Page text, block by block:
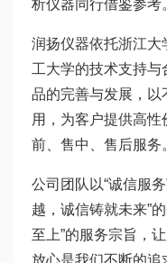
析仪器同行借鉴参考
润扬仪器依托浙江大
工大学的技术支持
品的完善与发展，以
用，为客户提供高
前、售中、售后服务
公司团队以“诚信服
越，诚信铸就未来”
至上”的服务宗旨，
放心是我们不断的追